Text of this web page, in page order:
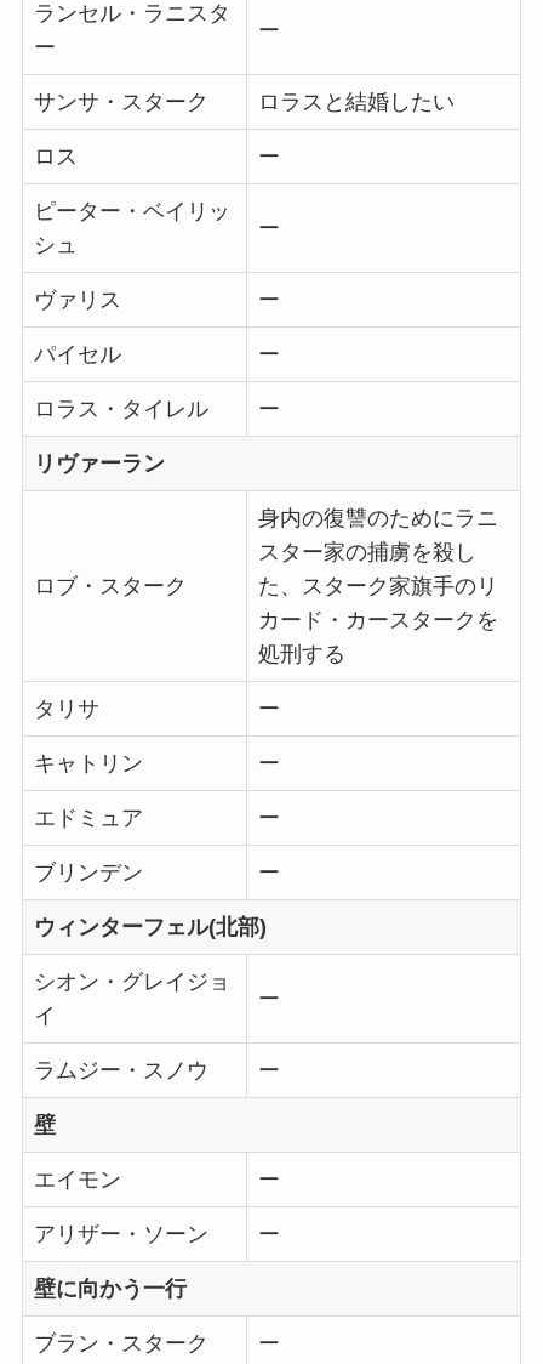
ランセル・ラニスタ
ー
ー
サンサ・スターク ロラスと結婚したい
ロス ー
ピーター・ベイリッ
シュ
ー
ヴァリス ー
パイセル ー
ロラス・タイレル ー
リヴァーラン
ロブ・スターク
身内の復讐のためにラニ
スター家の捕虜を殺し
た、スターク家旗手のリ
カード・カースタークを
処刑する
タリサ ー
キャトリン ー
エドミュア ー
ブリンデン ー
ウィンターフェル(北部)
シオン・グレイジョ
イ
ー
ラムジー・スノウ ー
壁
エイモン ー
アリザー・ソーン ー
壁に向かう一行
ブラン・スターク ー